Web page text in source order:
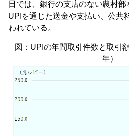
日では、銀行の支店のない農村
UPIを通じた送金や支払い、公共
われている。
図：UPIの年間取引件数と取引
年）